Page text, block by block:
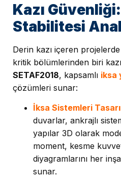
Kazı
Stabilitesi
Derin kazı içeren
kritik bölümlerinden biri
SETAF2018, kapsamlı iksa
çözümleri sunar:
İksa Sistemleri
duvarlar, ankrajlı
yapılar 3D olarak
moment, kesme
diyagramlarını her
sunar.